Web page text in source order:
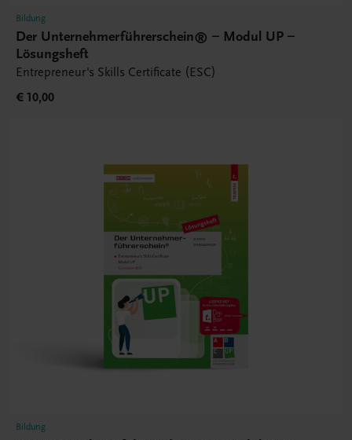
Bildung
Der Unternehmerführerschein® – Modul UP –
Lösungsheft
Entrepreneur's Skills Certificate (ESC)
€ 10,00
Bildung